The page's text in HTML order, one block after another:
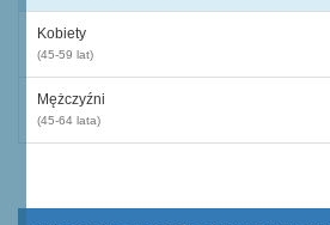
Kobiety
(45-59 lat)
Mężczyźni
(45-64 lata)